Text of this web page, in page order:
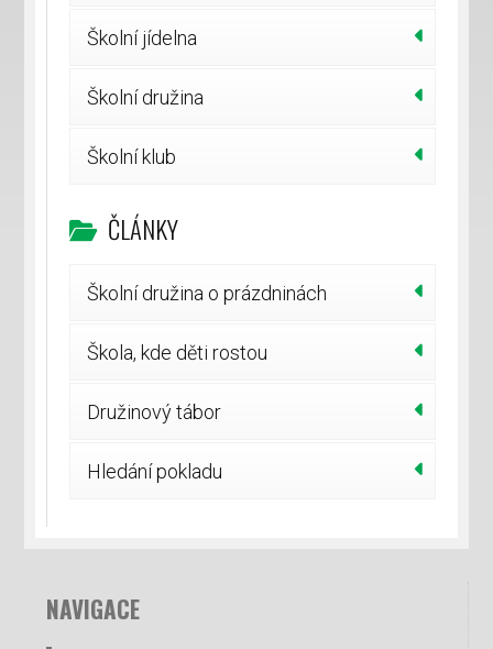
Školní jídelna
Školní družina
Školní klub
ČLÁNKY
Školní družina o prázdninách
Škola, kde děti rostou
Družinový tábor
Hledání pokladu
NAVIGACE